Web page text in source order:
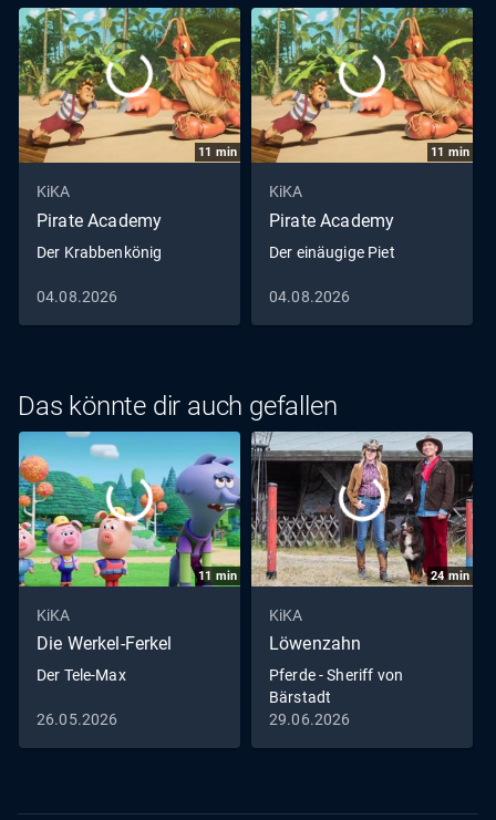
11 min
KiKA
Pirate Academy
Der Krabbenkönig
04.08.2026
11 min
KiKA
Pirate Academy
Der einäugige Piet
04.08.2026
Das könnte dir auch gefallen
11 min
KiKA
Die Werkel-Ferkel
Der Tele-Max
26.05.2026
24 min
KiKA
Löwenzahn
Pferde - Sheriff von
Bärstadt
29.06.2026